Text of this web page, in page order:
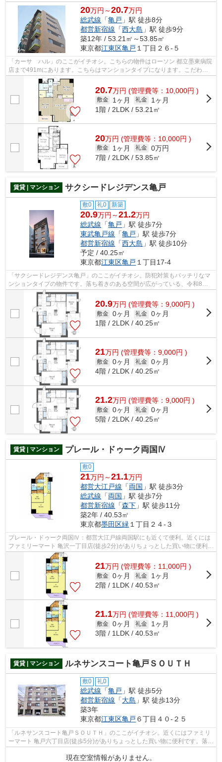
20万円～20.7万円
総武線 「亀戸 」駅 徒歩8分
都営新宿線 「西大島 」駅 徒歩9分
築12年 / 53.21㎡～53.85㎡
東京都江東区亀戸 １丁目２６-５
「カーサ ハル」のここがイチオシ。こちらの物件はローソン 都立墨東病院
店まで491mにあります。こちらはマンションタイプになります。こだわり
の条件として多い、駅徒歩8分の物件で...
20.7万円 (管理費等：10,000円 )
敷金 1ヶ月 礼金
1ヶ月
1階 / 2LDK / 53.21㎡
20万円 (管理費等：10,000円 )
敷金 1ヶ月 礼金 0万円
7階 / 2LDK / 53.85㎡
賃貸 | マンション サクシードレジデンス亀戸
敷0 礼0 新築
20.9万円～21.2万円
総武線 「亀戸 」駅 徒歩7分
東武亀戸線 「亀戸 」駅 徒歩7分
都営新宿線 「西大島 」駅 徒歩10分
予定 / 40.25㎡
東京都江東区亀戸 １丁目17-4
「サクシードレジデンス亀戸」のここがイチオシ。防犯対策もバッチリなマ
ンションタイプの物件です。落ち着きのある空間が広がっている、令和8年
築の物件です。こだわり派の方も満足度...
20.9万円 (管理費等：9,000円 )
敷金 0ヶ月 礼金 0ヶ月
1階 / 2LDK / 40.25㎡
21万円 (管理費等：9,000円 )
敷金 0ヶ月 礼金 0ヶ月
4階 / 2LDK / 40.25㎡
21.2万円 (管理費等：9,000円 )
敷金 0ヶ月 礼金 0ヶ月
5階 / 2LDK / 40.25㎡
賃貸 | マンション プレール・ドゥーク両国Ⅳ
敷0
21万円～21.1万円
都営大江戸線 「両国 」駅 徒歩3分
総武線 「両国 」駅 徒歩7分
都営新宿線 「森下 」駅 徒歩11分
築2年 / 40.53㎡
東京都墨田区緑 １丁目２４-３
プレール・ドゥーク両国Ⅳ：都営大江戸線両国駅にも近くて便利。近くには
ファミリーマート 亀沢一丁目店(徒歩2分)がありちょっとした買い物に便利で
す。地上12階建ての物件をご紹介。徒...
21万円 (管理費等：11,000円 )
敷金 0ヶ月 礼金
1ヶ月
2階 / 1LDK / 40.53㎡
21.1万円 (管理費等：11,000円 )
敷金 0ヶ月 礼金
1ヶ月
3階 / 1LDK / 40.53㎡
賃貸 | マンション ルネサンスコート亀戸ＳＯＵＴＨ
敷0 礼0
総武線 「亀戸 」駅 徒歩5分
都営新宿線 「大島 」駅 徒歩13分
築3年
東京都江東区亀戸 ６丁目４０-２５
「ルネサンスコート亀戸ＳＯＵＴＨ」のここがイチオシ。近くにはファミリ
ーマート 亀戸六丁目店(徒歩5分)がありちょっとした買い物に便利です。落ち
着きのある空間が広がっている、202...
現在空室情報がありません。